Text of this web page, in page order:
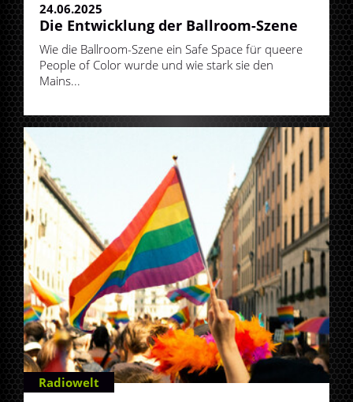
24.06.2025
Die Entwicklung der Ballroom-Szene
Wie die Ballroom-Szene ein Safe Space für queere
People of Color wurde und wie stark sie den
Mains...
Radiowelt